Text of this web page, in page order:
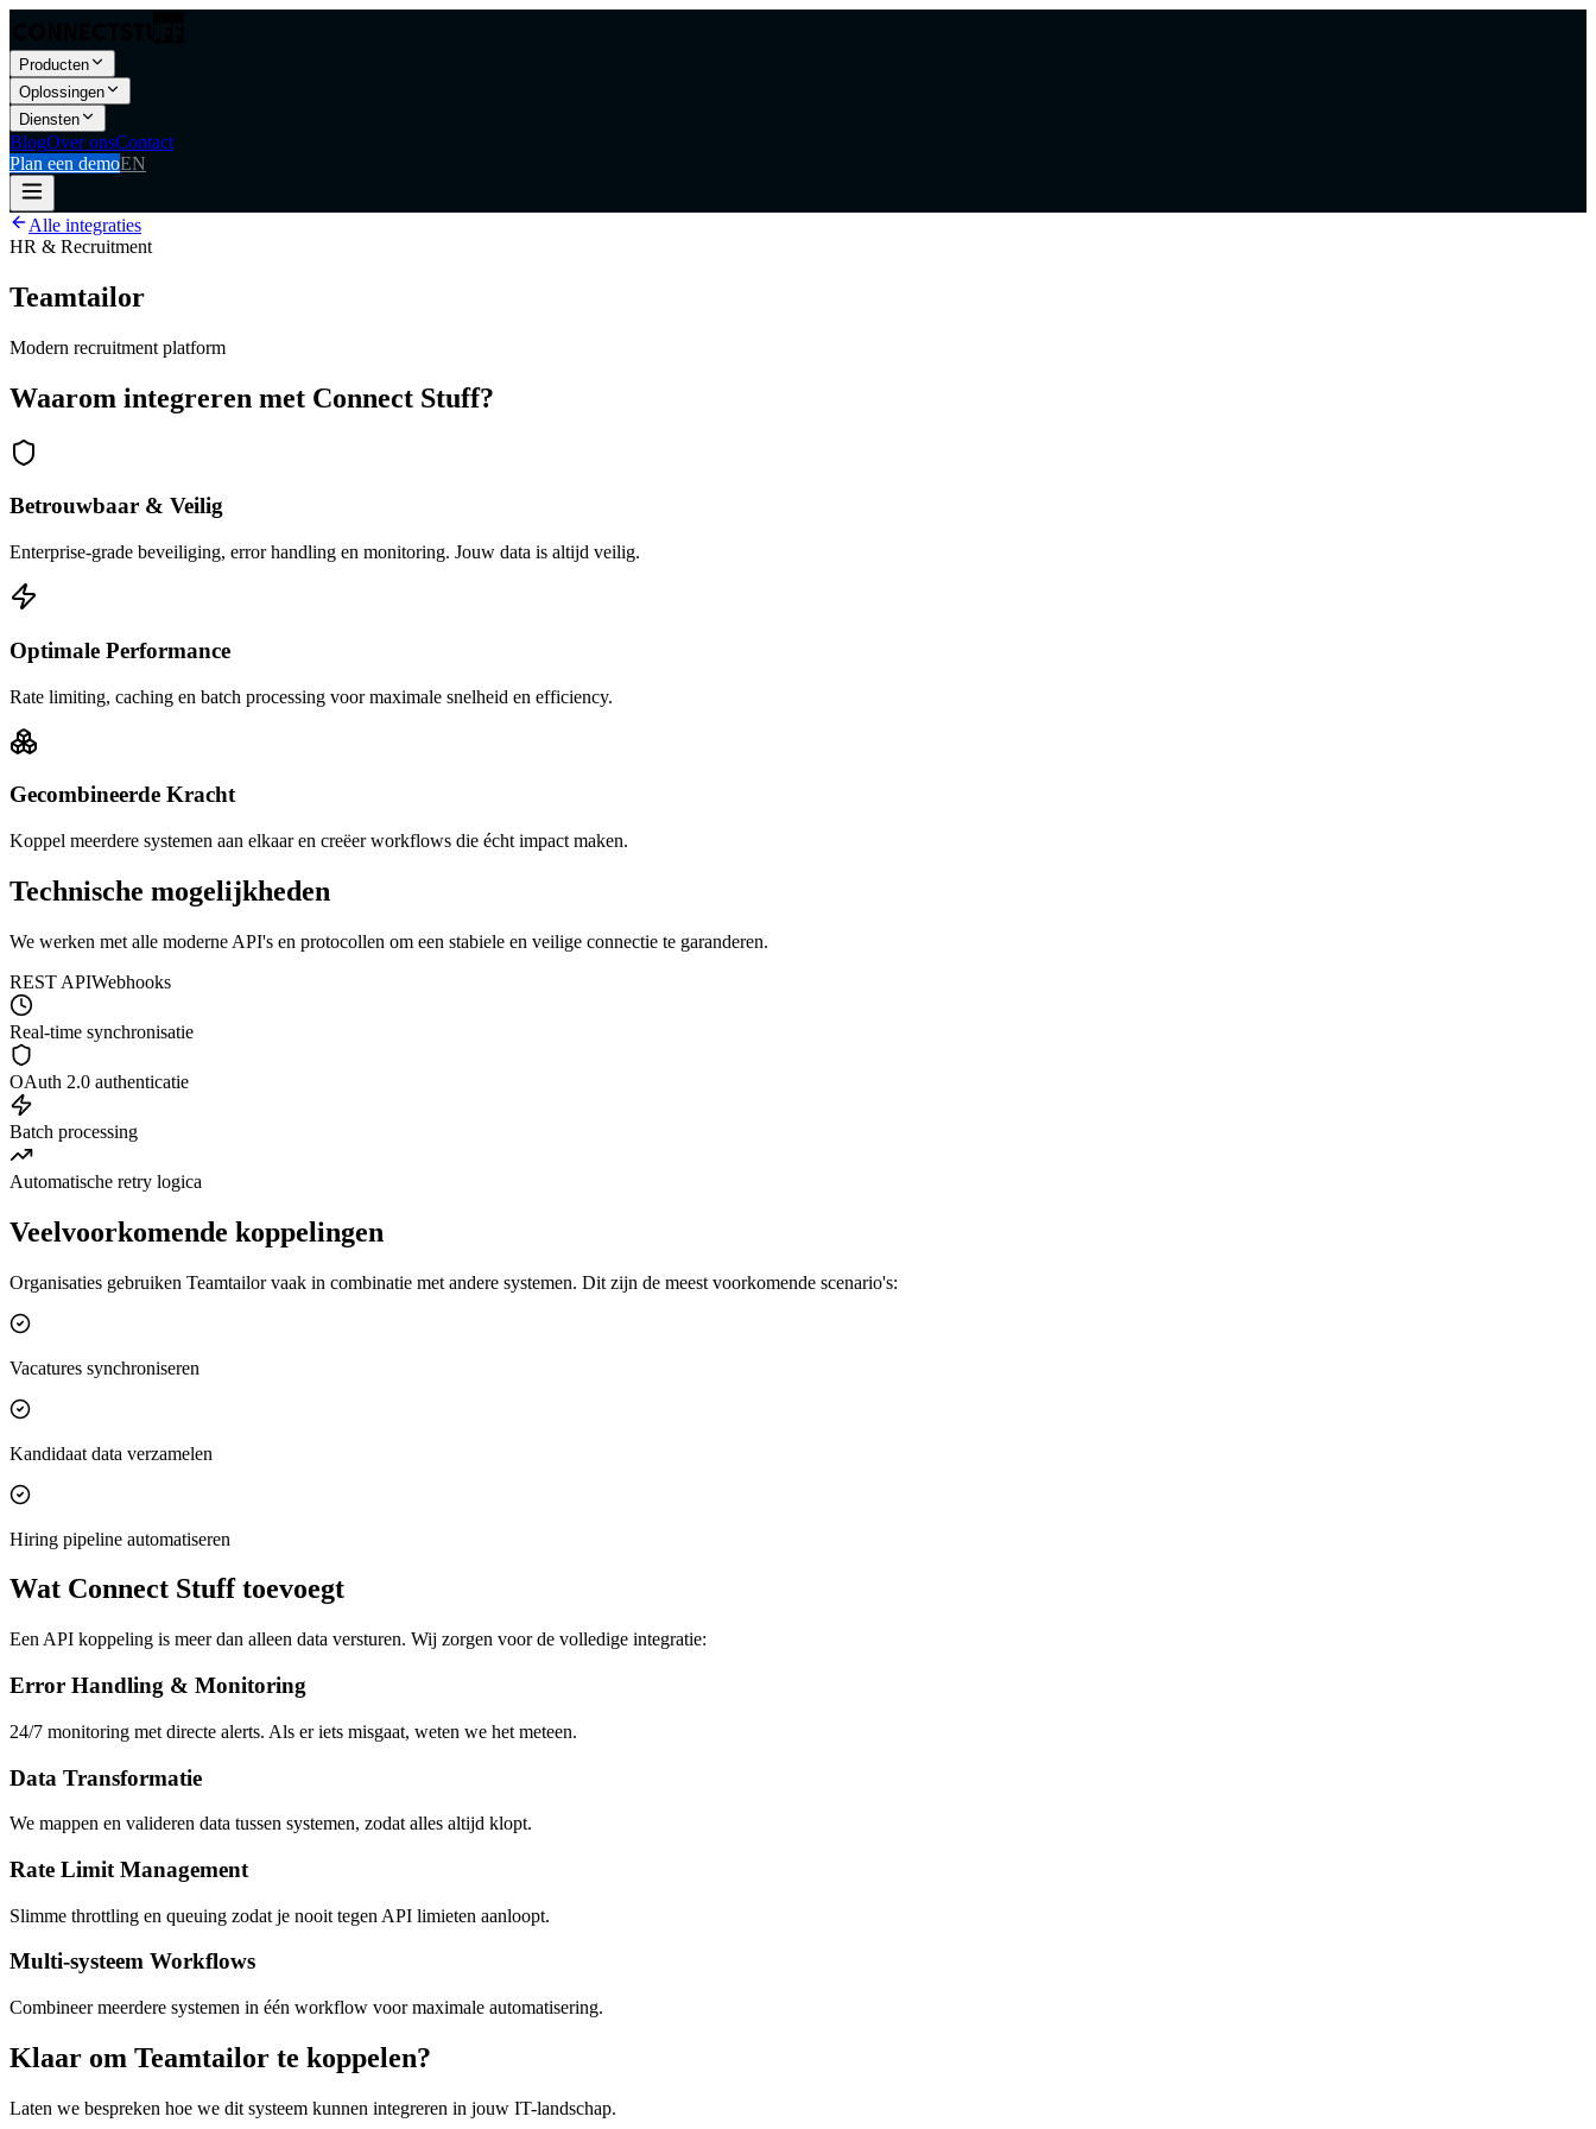
Producten
Oplossingen
Diensten
BlogOver onsContact
Plan een demoEN
Alle integraties
HR & Recruitment
Teamtailor
Modern recruitment platform
Waarom integreren met Connect Stuff?
Betrouwbaar & Veilig
Enterprise-grade beveiliging, error handling en monitoring. Jouw data is altijd veilig.
Optimale Performance
Rate limiting, caching en batch processing voor maximale snelheid en efficiency.
Gecombineerde Kracht
Koppel meerdere systemen aan elkaar en creëer workflows die écht impact maken.
Technische mogelijkheden
We werken met alle moderne API's en protocollen om een stabiele en veilige connectie te garanderen.
REST APIWebhooks
Real-time synchronisatie
OAuth 2.0 authenticatie
Batch processing
Automatische retry logica
Veelvoorkomende koppelingen
Organisaties gebruiken Teamtailor vaak in combinatie met andere systemen. Dit zijn de meest voorkomende scenario's:
Vacatures synchroniseren
Kandidaat data verzamelen
Hiring pipeline automatiseren
Wat Connect Stuff toevoegt
Een API koppeling is meer dan alleen data versturen. Wij zorgen voor de volledige integratie:
Error Handling & Monitoring
24/7 monitoring met directe alerts. Als er iets misgaat, weten we het meteen.
Data Transformatie
We mappen en valideren data tussen systemen, zodat alles altijd klopt.
Rate Limit Management
Slimme throttling en queuing zodat je nooit tegen API limieten aanloopt.
Multi-systeem Workflows
Combineer meerdere systemen in één workflow voor maximale automatisering.
Klaar om Teamtailor te koppelen?
Laten we bespreken hoe we dit systeem kunnen integreren in jouw IT-landschap.